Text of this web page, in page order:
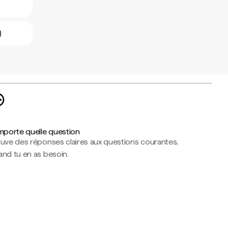
quelle question
des réponses claires aux questions courantes,
tu en as besoin.